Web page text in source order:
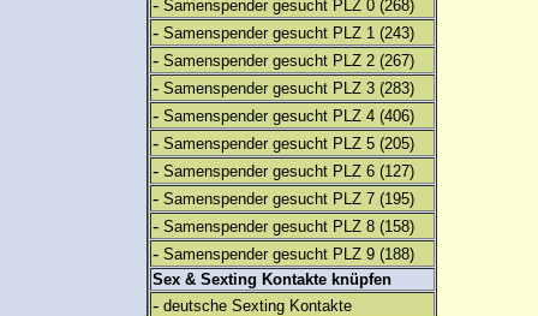
- Samenspender gesucht PLZ 0 (268)
- Samenspender gesucht PLZ 1 (243)
- Samenspender gesucht PLZ 2 (267)
- Samenspender gesucht PLZ 3 (283)
- Samenspender gesucht PLZ 4 (406)
- Samenspender gesucht PLZ 5 (205)
- Samenspender gesucht PLZ 6 (127)
- Samenspender gesucht PLZ 7 (195)
- Samenspender gesucht PLZ 8 (158)
- Samenspender gesucht PLZ 9 (188)
Sex & Sexting Kontakte knüpfen
- deutsche Sexting Kontakte